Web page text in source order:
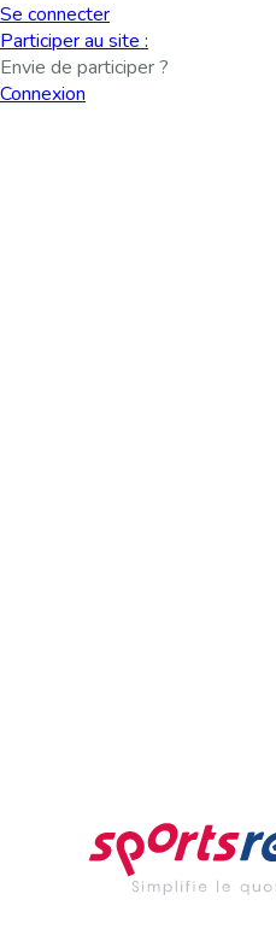
Se connecter
Participer au site :
Envie de participer ?
Connexion